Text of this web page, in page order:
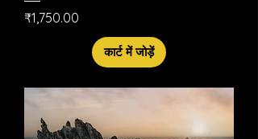
मूल्य
₹1,750.00
कार्ट में जोड़ें